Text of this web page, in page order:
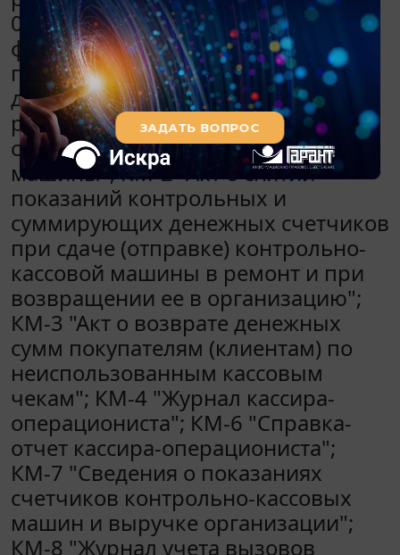
03.07.2016 N 290-ФЗ) следующие
формы: КМ-1 "Акт о переводе
показаний суммирующих
денежных счетчиков на нули и
регистрации контрольных
счетчиков контрольно-кассовой
машины"; КМ-2 "Акт о снятии
показаний контрольных и
суммирующих денежных счетчиков
при сдаче (отправке) контрольно-
кассовой машины в ремонт и при
возвращении ее в организацию";
КМ-3 "Акт о возврате денежных
сумм покупателям (клиентам) по
неиспользованным кассовым
чекам"; КМ-4 "Журнал кассира-
операциониста"; КМ-6 "Справка-
отчет кассира-операциониста";
КМ-7 "Сведения о показаниях
счетчиков контрольно-кассовых
машин и выручке организации";
КМ-8 "Журнал учета вызовов